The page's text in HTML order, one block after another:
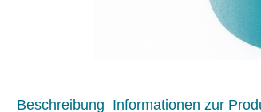
Beschreibung Informationen zur